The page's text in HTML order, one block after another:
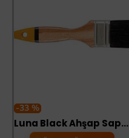
-33 %
Luna Black Ahşap Saplı Yağlı Boya Fırçası No:2